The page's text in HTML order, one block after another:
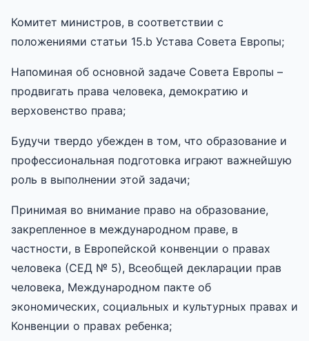
Комитет министров, в соответствии с
положениями статьи 15.b Устава Совета Европы;
Напоминая об основной задаче Совета Европы –
продвигать права человека, демократию и
верховенство права;
Будучи твердо убежден в том, что образование и
профессиональная подготовка играют важнейшую
роль в выполнении этой задачи;
Принимая во внимание право на образование,
закрепленное в международном праве, в
частности, в Европейской конвенции о правах
человека (СЕД № 5), Всеобщей декларации прав
человека, Международном пакте об
экономических, социальных и культурных правах и
Конвенции о правах ребенка;